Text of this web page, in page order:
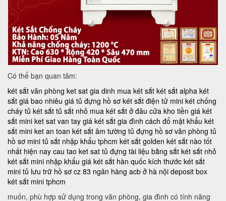
Có thể bạn quan tâm:
két sắt văn phòng ket sat gia dinh mua két sắt két sắt alpha két
sắt giá bao nhiêu giá tủ đựng hồ sơ két sắt điện tử mini két chống
cháy tủ két sắt tủ sắt nhỏ mua két sắt ở đâu cửa kho tiền giá két
sắt mini ket sat van tay giá két sắt gia đình cách đổ mật khẩu két
sắt mini ket an toan két sắt âm tường tủ đựng hồ sơ văn phòng tủ
hồ sơ mini tủ sắt nhập khẩu tphcm két sắt golden két sắt nào tốt
nhất hiện nay cau tao ket sat tủ đựng tài liệu bằng sắt két sắt nhỏ
két sắt mini nhập khẩu giá két sắt hàn quốc kích thước két sắt
mini tủ lưu trữ hồ sơ cz 83 ngân hàng acb ở hà nội deposit box
két sắt mini tphcm
muốn, phù hợp sử dụng trong văn phòng, gia đình có tính năng